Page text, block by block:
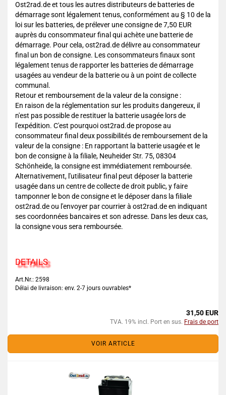
Ost2rad.de et tous les autres distributeurs de batteries de
démarrage sont légalement tenus, conformément au § 10 de la
loi sur les batteries, de prélever une consigne de 7,50 EUR
auprès du consommateur final qui achète une batterie de
démarrage. Pour cela, ost2rad.de délivre au consommateur
final un bon de consigne. Les consommateurs finaux sont
légalement tenus de rapporter les batteries de démarrage
usagées au vendeur de la batterie ou à un point de collecte
communal.
Retour et remboursement de la valeur de la consigne :
En raison de la réglementation sur les produits dangereux, il
n'est pas possible de restituer la batterie usagée lors de
l'expédition. C'est pourquoi ost2rad.de propose au
consommateur final deux possibilités de remboursement de la
valeur de la consigne : En rapportant la batterie usagée et le
bon de consigne à la filiale, Neuheider Str. 75, 08304
Schönheide, la consigne est immédiatement remboursée.
Alternativement, l'utilisateur final peut déposer la batterie
usagée dans un centre de collecte de droit public, y faire
tamponner le bon de consigne et le déposer dans la filiale
ost2rad.de ou l'envoyer par courrier à ost2rad.de en indiquant
ses coordonnées bancaires et son adresse. Dans les deux cas,
la consigne vous sera remboursée.
DETAILS
Art.Nr.: 2598
Délai de livraison: env. 2-7 jours ouvrables*
31,50 EUR
TVA. 19% incl. Port en sus. Frais de port
VOIR ARTICLE